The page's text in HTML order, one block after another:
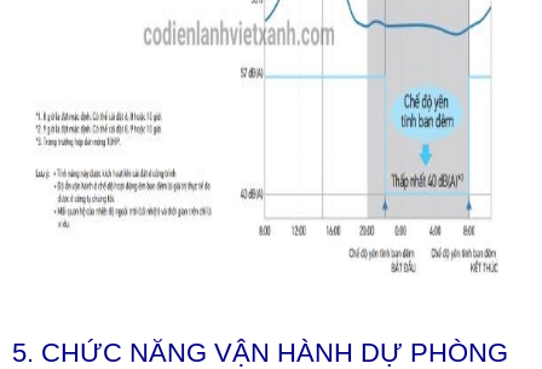
5. CHỨC NĂNG VẬN HÀNH DỰ PHÒNG